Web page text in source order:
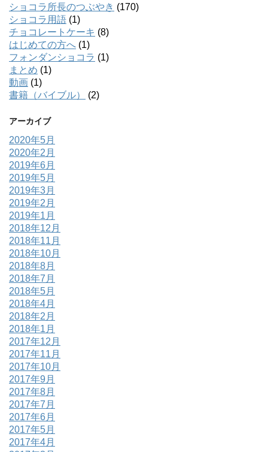
ショコラ所長のつぶやき (170)
ショコラ用語 (1)
チョコレートケーキ (8)
はじめての方へ (1)
フォンダンショコラ (1)
まとめ (1)
動画 (1)
書籍（バイブル）
(2)
アーカイブ
2020年5月
2020年2月
2019年6月
2019年5月
2019年3月
2019年2月
2019年1月
2018年12月
2018年11月
2018年10月
2018年8月
2018年7月
2018年5月
2018年4月
2018年2月
2018年1月
2017年12月
2017年11月
2017年10月
2017年9月
2017年8月
2017年7月
2017年6月
2017年5月
2017年4月